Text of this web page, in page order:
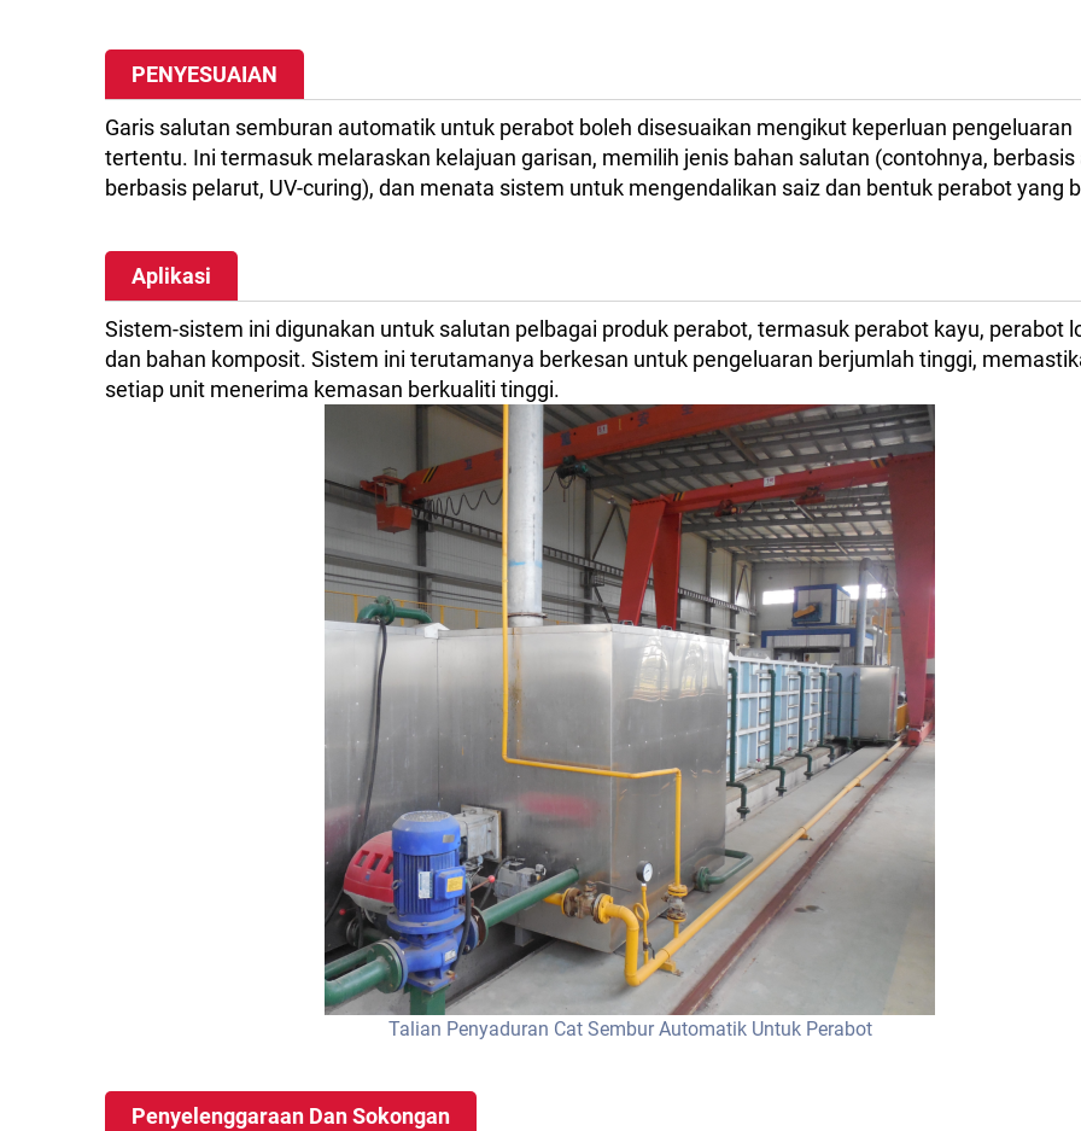
PENYESUAIAN
Garis salutan semburan automatik untuk perabot boleh disesuaikan mengikut keperluan pengeluaran
tertentu. Ini termasuk melaraskan kelajuan garisan, memilih jenis bahan salutan (contohnya, berbasis
berbasis pelarut, UV-curing), dan menata sistem untuk mengendalikan saiz dan bentuk perabot yang
Aplikasi
Sistem-sistem ini digunakan untuk salutan pelbagai produk perabot, termasuk perabot kayu, perabot
dan bahan komposit. Sistem ini terutamanya berkesan untuk pengeluaran berjumlah tinggi,
setiap unit menerima kemasan berkualiti tinggi.
Talian Penyaduran Cat Sembur Automatik Untuk Perabot
Penyelenggaraan Dan Sokongan